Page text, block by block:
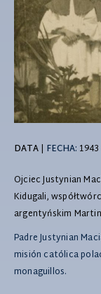
DATA| FECHA:
Ojciec Justynian
Kidugali,
argentyńskim
Padre Justynian
misión católica
monaguillos.